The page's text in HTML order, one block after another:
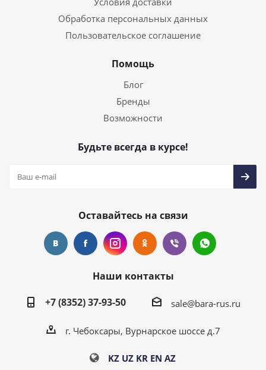
Обработка персональных данных
Пользовательское соглашение
Помощь
Блог
Бренды
Возможности
Будьте всегда в курсе!
Оставайтесь на связи
Наши контакты
+7 (8352) 37-93-50
sale@bara-rus.ru
г. Чебоксары, Вурнарское шоссе д.7
KZ UZ KR EN AZ